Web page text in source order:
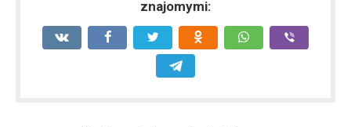
znajomymi: